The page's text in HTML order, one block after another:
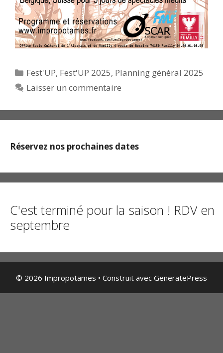
Catégories
Fest'UP, Fest'UP 2025, Planning général 2025
Laisser un commentaire
Réservez nos prochaines dates
C'est terminé pour la saison ! RDV en
septembre
© 2026 Impropotames • Construit avec GeneratePress